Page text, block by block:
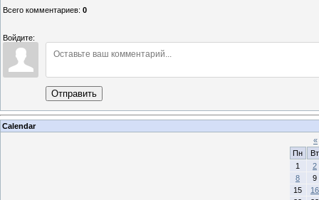
Всего комментариев: 0
Войдите:
Отправить
Calendar
«
Пн
Вт
1
2
8
9
15
16